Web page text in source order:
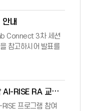
내
Connect 3차 세션
참고하시어 발표를
(AI-RISE) 2026학년도 정보기술대학 AI-RISE RA 교육비 지원 사업 안내
프로그램 참여